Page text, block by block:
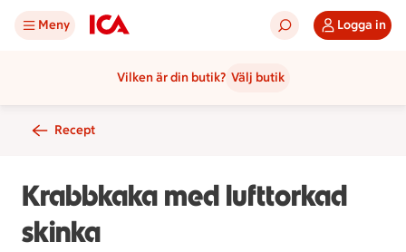
Meny Logga in
Vilken är din butik? Välj butik
Recept
Krabbkaka med lufttorkad
skinka